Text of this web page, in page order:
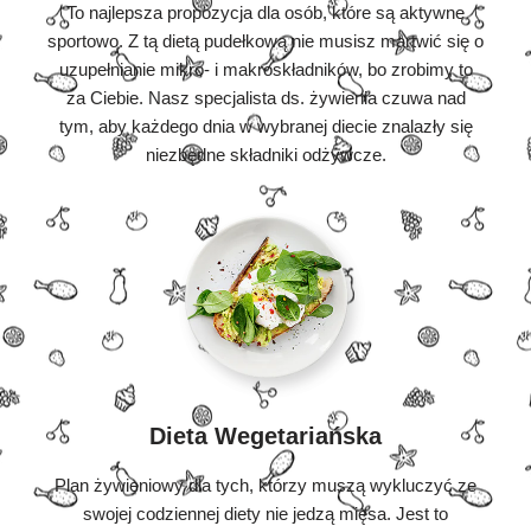
To najlepsza propozycja dla osób, które są aktywne
sportowo. Z tą dietą pudełkową nie musisz martwić się o
uzupełnianie mikro- i makroskładników, bo zrobimy to
za Ciebie. Nasz specjalista ds. żywienia czuwa nad
tym, aby każdego dnia w wybranej diecie znalazły się
niezbędne składniki odżywcze.
Dieta Wegetariańska
Plan żywieniowy dla tych, którzy muszą wykluczyć ze
swojej codziennej diety nie jedzą mięsa. Jest to